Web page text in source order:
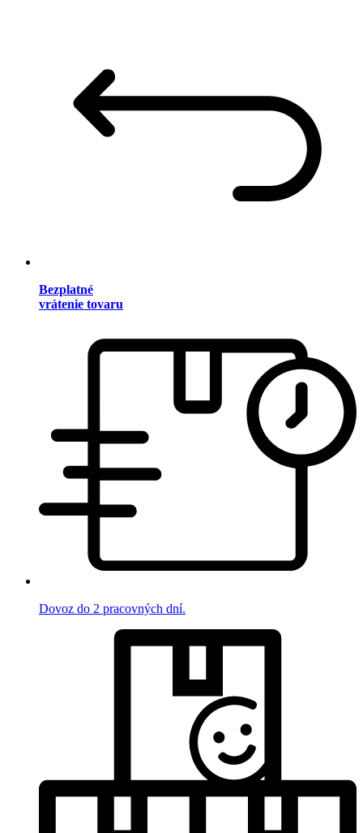
Bezplatné
vrátenie tovaru
Dovoz do 2 pracovných dní.